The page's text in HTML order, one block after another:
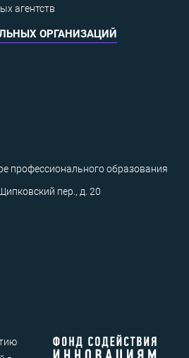
агентств
ОРГАНИЗАЦИЙ
профессионального образования
пер., д. 20